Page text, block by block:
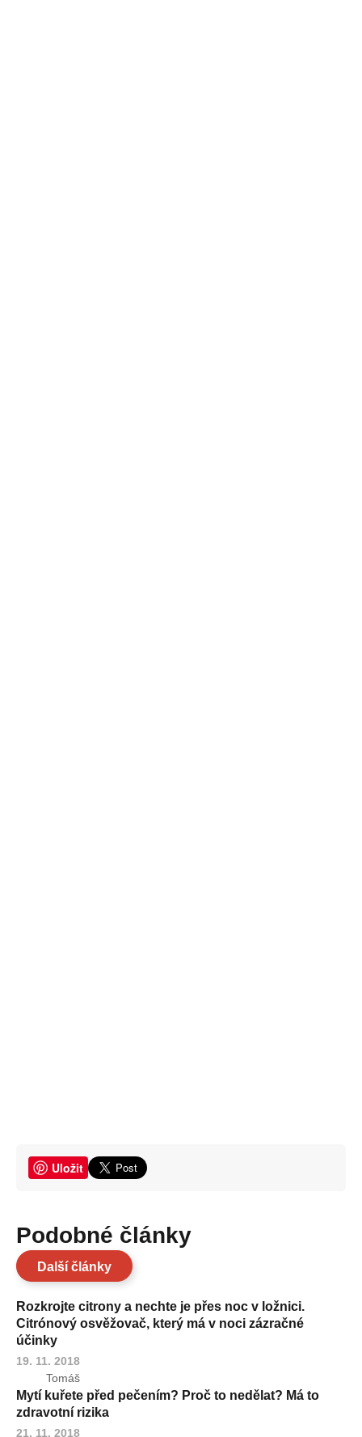
Uložit
Podobné články
Další články
Rozkrojte citrony a nechte je přes noc v ložnici.
Citrónový osvěžovač, který má v noci zázračné
účinky
19. 11. 2018
Tomáš
Mytí kuřete před pečením? Proč to nedělat? Má to
zdravotní rizika
21. 11. 2018